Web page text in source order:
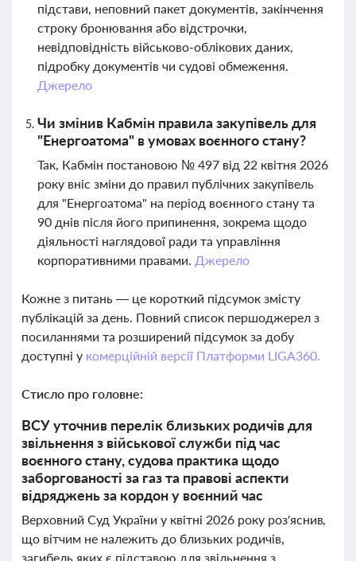
підстави, неповний пакет документів, закінчення
строку бронювання або відстрочки,
невідповідність військово-облікових даних,
підробку документів чи судові обмеження.
Джерело
Чи змінив Кабмін правила закупівель для
"Енергоатома" в умовах воєнного стану?
Так, Кабмін постановою № 497 від 22 квітня 2026
року вніс зміни до правил публічних закупівель
для "Енергоатома" на період воєнного стану та
90 днів після його припинення, зокрема щодо
діяльності наглядової ради та управління
корпоративними правами. Джерело
Кожне з питань — це короткий підсумок змісту
публікацій за день. Повний список першоджерел з
посиланнями та розширений підсумок за добу
доступні у комерційній версії Платформи LIGA360.
Стисло про головне:
ВСУ уточнив перелік близьких родичів для
звільнення з військової служби під час
воєнного стану, судова практика щодо
заборгованості за газ та правові аспекти
відряджень за кордон у воєнний час
Верховний Суд України у квітні 2026 року роз'яснив,
що вітчим не належить до близьких родичів,
загибель яких є підставою для звільнення з